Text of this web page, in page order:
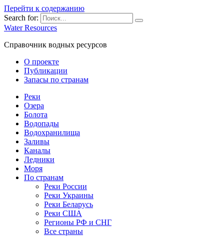
Перейти к содержанию
Search for:
Water Resources
Справочник водных ресурсов
О проекте
Публикации
Запасы по странам
Реки
Озера
Болота
Водопады
Водохранилища
Заливы
Каналы
Ледники
Моря
По странам
Реки России
Реки Украины
Реки Беларусь
Реки США
Регионы РФ и СНГ
Все страны